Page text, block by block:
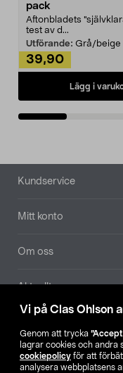
Vi på Clas Ohlson
Genom att trycka
lagrar cookies och andra
cookiepolicy för att
analysera webbplatsens
pack
Aftonbladets
test av d...
Utförande: Grå/beige
39,90
Lägg i
Sidfot
Kundservice
Mitt konto
Om oss
Aktuellt